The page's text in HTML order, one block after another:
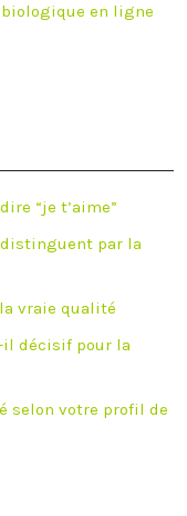
biologique en ligne
“je t’aime”
par la
vraie qualité
il décisif pour la
selon votre profil de